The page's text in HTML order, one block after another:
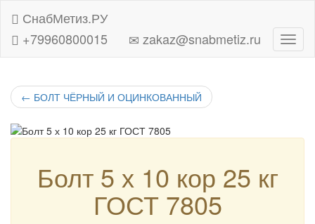
СнабМетиз.РУ
+79960800015
zakaz@snabmetiz.ru
← БОЛТ ЧЁРНЫЙ И ОЦИНКОВАННЫЙ
Болт 5 х 10 кор 25 кг
ГОСТ 7805